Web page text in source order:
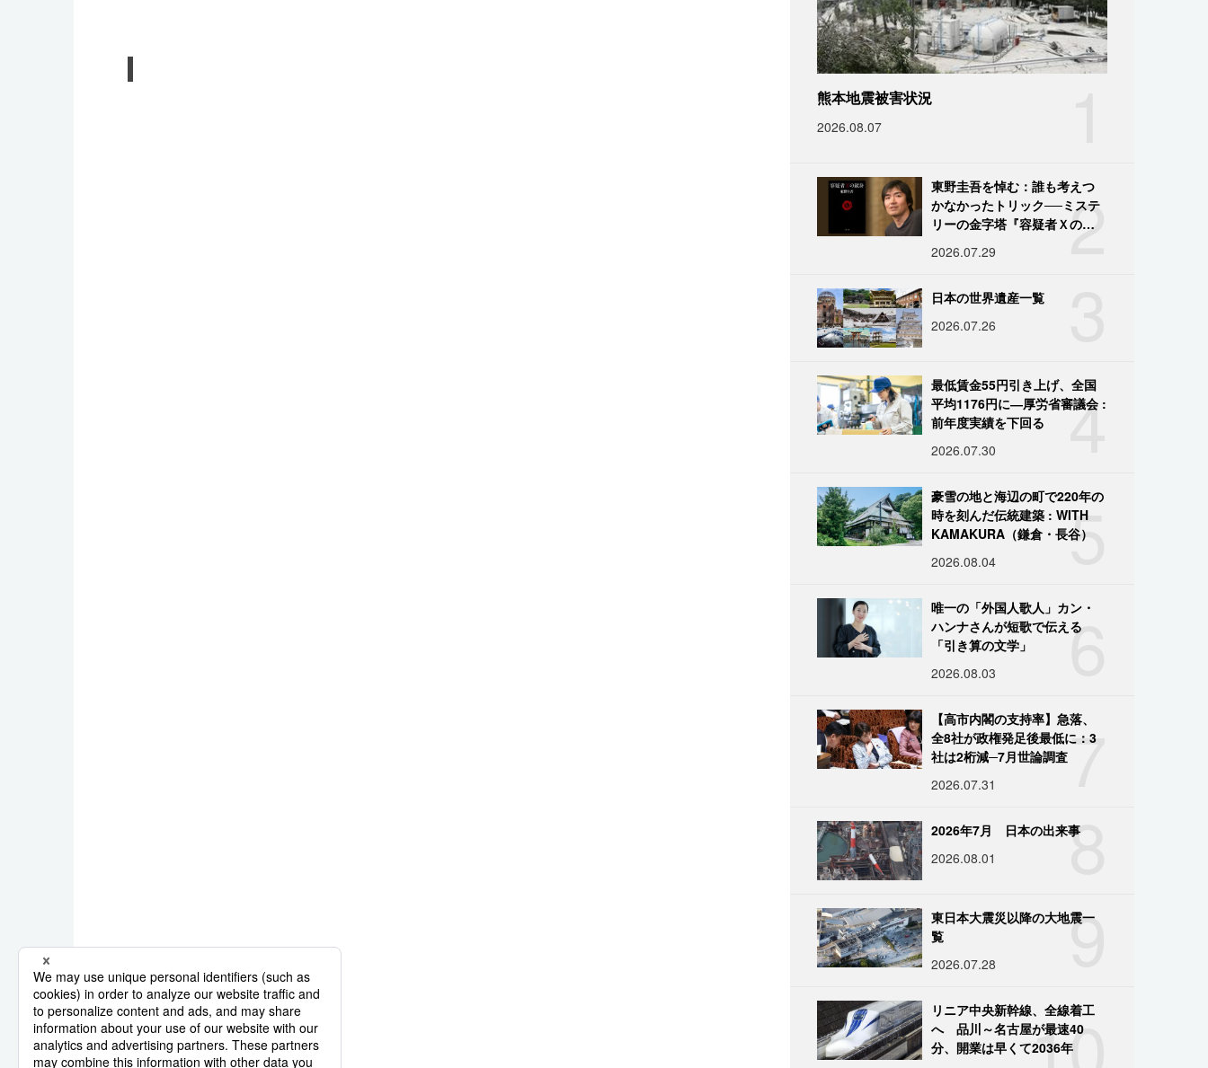
熊本地震被害状況
2026.08.07
2
東野圭吾を悼む：誰も考えつ
かなかったトリック──ミステ
リーの金字塔『容疑者Ｘの献
2026.07.29
日本の世界遺産一覧
2026.07.26
4
最低賃金55円引き上げ、全国
平均1176円に―厚労省審議会 :
前年度実績を下回る
2026.07.30
5
豪雪の地と海辺の町で220年の
時を刻んだ伝統建築 : WITH
KAMAKURA（鎌倉・長谷）
2026.08.04
6
唯一の「外国人歌人」カン・
ハンナさんが短歌で伝える
「引き算の文学」
2026.08.03
7
【高市内閣の支持率】急落、
全8社が政権発足後最低に：3
社は2桁減─7月世論調査
2026.07.31
8
2026年7月 日本の出来事
2026.08.01
9
東日本大震災以降の大地震一
覧
2026.07.28
10
リニア中央新幹線、全線着工
へ 品川～名古屋が最速40
分、開業は早くて2036年